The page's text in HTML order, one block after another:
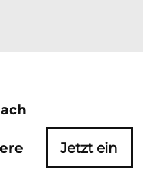
Jetzt ein